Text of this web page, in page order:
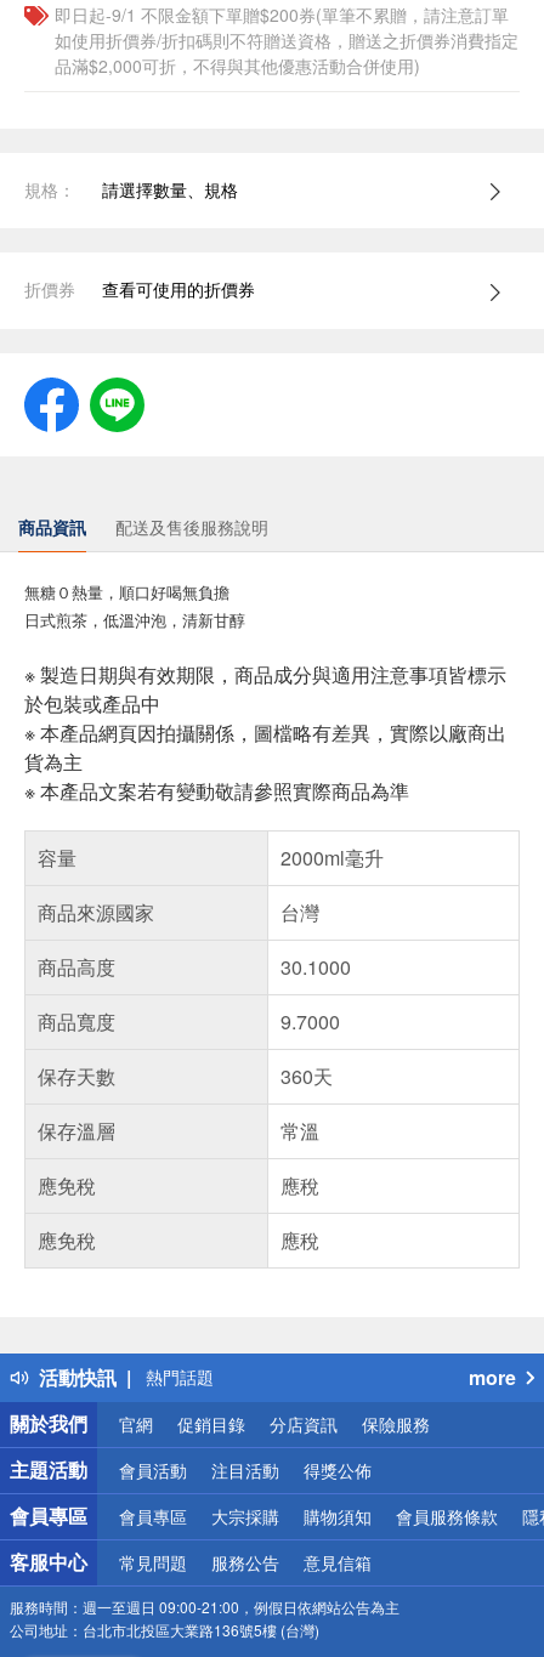
即日起-9/1 不限金額下單贈$200券(單筆不累贈，請注意訂單
如使用折價券/折扣碼則不符贈送資格，贈送之折價券消費指定
品滿$2,000可折，不得與其他優惠活動合併使用)
規格： 請選擇數量、規格
折價券 查看可使用的折價券
商品資訊 配送及售後服務說明
無糖０熱量，順口好喝無負擔
日式煎茶，低溫沖泡，清新甘醇
※ 製造日期與有效期限，商品成分與適用注意事項皆標示
於包裝或產品中
※ 本產品網頁因拍攝關係，圖檔略有差異，實際以廠商出
貨為主
※ 本產品文案若有變動敬請參照實際商品為準
容量
2000ml毫升
商品來源國家
台灣
商品高度
30.1000
商品寬度
9.7000
保存天數
360天
保存溫層
常溫
應免稅
應稅
應免稅
應稅
活動快訊
得獎公告
熱門話題
銀行優惠
偏遠地區配送
詐騙網頁！請小心！
more
關於我們
官網 促銷目錄 分店資訊 保險服務
主題活動 會員活動 注目活動 得獎公佈
會員專區 會員專區 大宗採購 購物須知 會員服務條款 隱
客服中心 常見問題 服務公告 意見信箱
服務時間： 週一至週日 09:00-21:00，例假日依網站公告為主
公司地址： 台北市北投區大業路136號5樓 (台灣)